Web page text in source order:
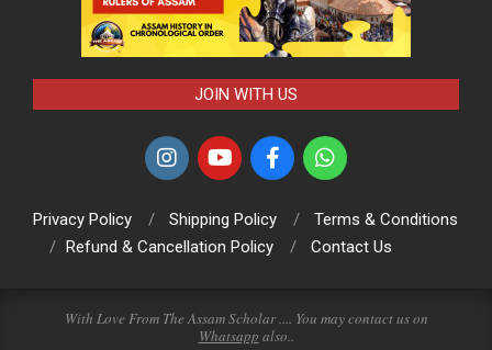
JOIN WITH US
Privacy Policy Shipping Policy
Terms & Conditions
Refund & Cancellation Policy
Contact Us
With Love From The Assam Scholar .... You may contact us on
Whatsapp also..